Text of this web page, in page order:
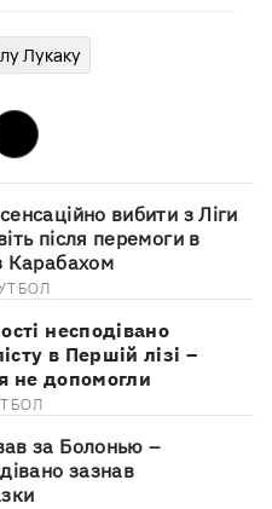
Лукаку
вибити з Ліги
після перемоги в
Карабахом
несподівано
в Першій лізі –
не допомогли
за Болонью –
зазнав